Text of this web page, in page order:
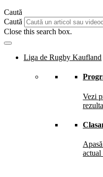
Caută
Caută
Close this search box.
Liga de Rugby Kaufland
Vezi
actual